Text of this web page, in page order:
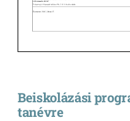
Beiskolázási
tanévre